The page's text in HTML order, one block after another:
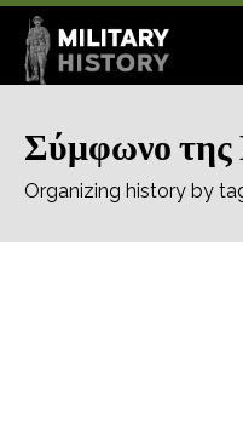
Σύμφωνο της
Organizing history by